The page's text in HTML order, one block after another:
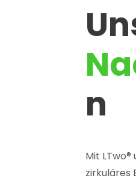
n
Mit
zirkuläres